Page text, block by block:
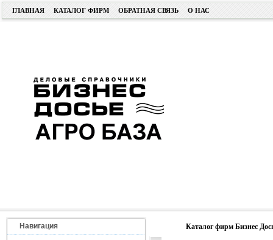
ГЛАВНАЯ КАТАЛОГ ФИРМ ОБРАТНАЯ СВЯЗЬ О НАС
Навигация Каталог фирм Бизнес